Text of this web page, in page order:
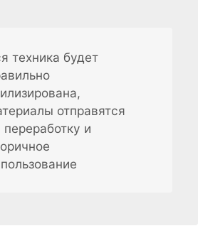
техника будет
отправятся
переработку и